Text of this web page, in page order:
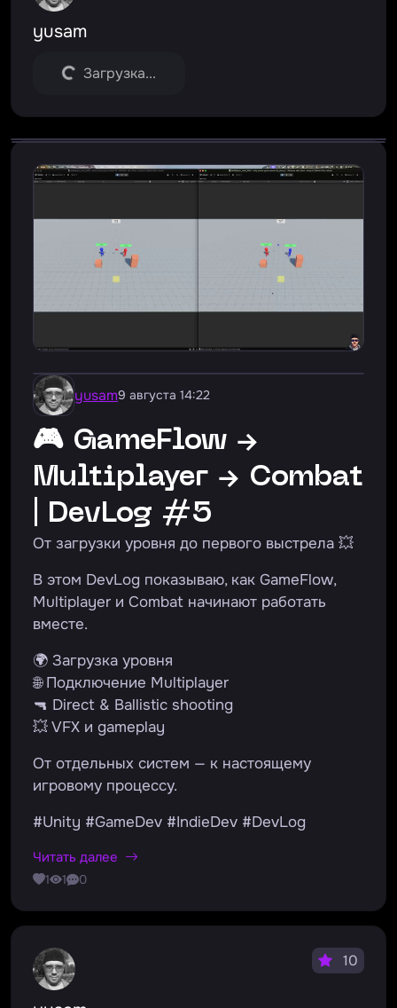
yusam
Загрузка...
yusam9 августа 14:22
🎮 GameFlow →
Multiplayer → Combat
| DevLog #5
От загрузки уровня до первого выстрела 💥
В этом DevLog показываю, как GameFlow,
Multiplayer и Combat начинают работать
вместе.
🌍 Загрузка уровня
🌐 Подключение Multiplayer
🔫 Direct & Ballistic shooting
💥 VFX и gameplay
От отдельных систем — к настоящему
игровому процессу.
#Unity #GameDev #IndieDev #DevLog
Читать далее
1 1 0
10